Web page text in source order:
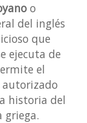
o
del inglés
que
ejecuta de
el
autorizado
historia del
griega.